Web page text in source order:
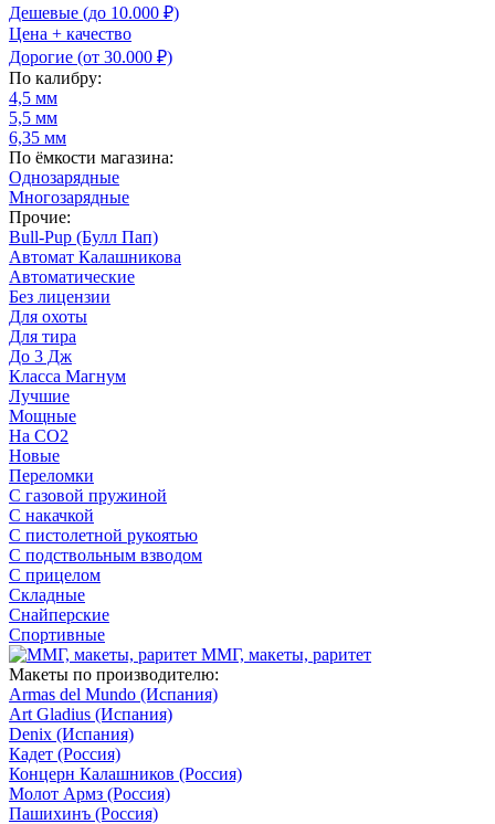
Дешевые (до 10.000 ₽)
Цена + качество
Дорогие (от 30.000 ₽)
По калибру:
4,5 мм
5,5 мм
6,35 мм
По ёмкости магазина:
Однозарядные
Многозарядные
Прочие:
Bull-Pup (Булл Пап)
Автомат Калашникова
Автоматические
Без лицензии
Для охоты
Для тира
До 3 Дж
Класса Магнум
Лучшие
Мощные
На CO2
Новые
Переломки
С газовой пружиной
С накачкой
С пистолетной рукоятью
С подствольным взводом
С прицелом
Складные
Снайперские
Спортивные
ММГ, макеты, раритет
Макеты по производителю:
Armas del Mundo (Испания)
Art Gladius (Испания)
Denix (Испания)
Кадет (Россия)
Концерн Калашников (Россия)
Молот Армз (Россия)
Пашихинъ (Россия)